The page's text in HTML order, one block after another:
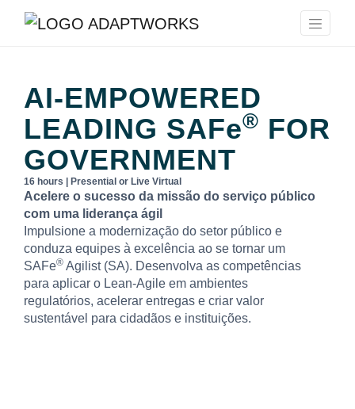
AI-EMPOWERED
LEADING SAFe® FOR
GOVERNMENT
16 hours | Presential or Live Virtual
Acelere o sucesso da missão do serviço público
com uma liderança ágil
Impulsione a modernização do setor público e
conduza equipes à excelência ao se tornar um
SAFe® Agilist (SA). Desenvolva as competências
para aplicar o Lean-Agile em ambientes
regulatórios, acelerar entregas e criar valor
sustentável para cidadãos e instituições.